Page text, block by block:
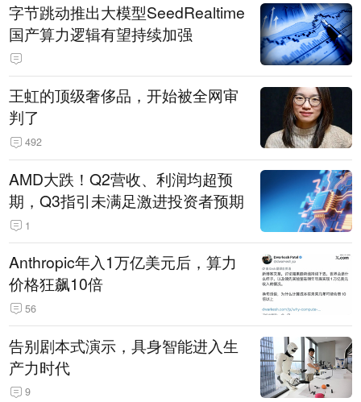
字节跳动推出大模型SeedRealtime
国产算力逻辑有望持续加强
王虹的顶级奢侈品，开始被全网审
判了
492
AMD大跌！Q2营收、利润均超预
期，Q3指引未满足激进投资者预期
1
Anthropic年入1万亿美元后，算力
价格狂飙10倍
56
告别剧本式演示，具身智能进入生
产力时代
9